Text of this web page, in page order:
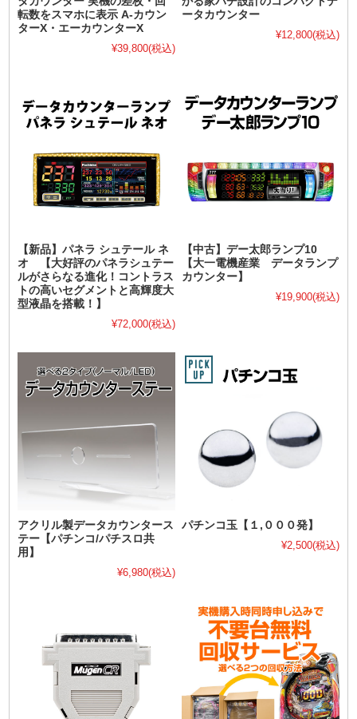
転数をスマホに表示 A-カウン
ターX・エーカウンターX
¥39,800(税込)
ータカウンター
¥12,800(税込)
【新品】パネラ シュテール ネ
オ 【大好評のパネラシュテー
ルがさらなる進化！コントラス
トの高いセグメントと高輝度大
型液晶を搭載！】
¥72,000(税込)
【中古】デー太郎ランプ10
【大一電機産業 データランプ
カウンター】
¥19,900(税込)
アクリル製データカウンタース
テー【パチンコ/パチスロ共
用】
¥6,980(税込)
パチンコ玉【１,０００発】
¥2,500(税込)